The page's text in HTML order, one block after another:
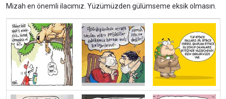
Mizah en önemli ilacımız. Yüzümüzden gülümseme eksik olmasın.